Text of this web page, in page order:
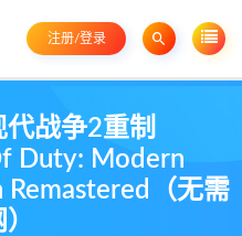
注册/登录
战争2重制
Duty: Modern
（无需